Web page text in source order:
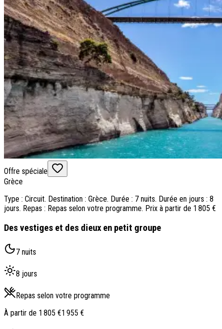
Offre spéciale
Grèce
Type : Circuit. Destination : Grèce. Durée : 7 nuits. Durée en jours : 8
jours. Repas : Repas selon votre programme. Prix à partir de 1 805 €
Des vestiges et des dieux en petit groupe
7 nuits
8 jours
Repas selon votre programme
À partir de 1 805 €1 955 €